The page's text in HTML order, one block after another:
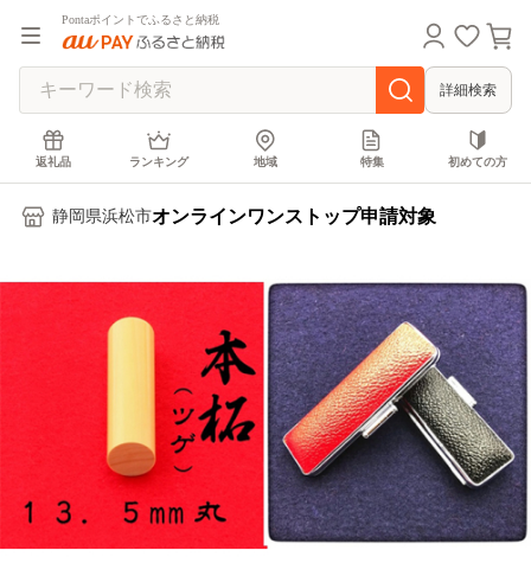
Pontaポイントでふるさと納税
詳細検索
返礼品 ランキング 地域 特集 初めての方
静岡県浜松市オンラインワンストップ申請対象